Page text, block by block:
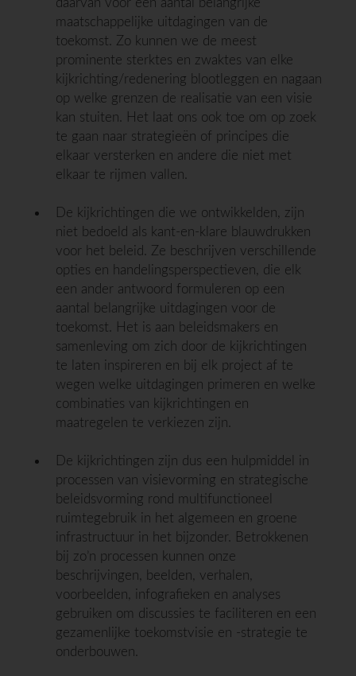
daarvan voor een aantal belangrijke
maatschappelijke uitdagingen van de
toekomst. Zo kunnen we de meest
prominente sterktes en zwaktes van elke
kijkrichting/redenering blootleggen en nagaan
op welke grenzen de realisatie van een visie
kan stuiten. Het laat ons ook toe om op zoek
te gaan naar strategieën of principes die
elkaar versterken en andere die niet met
elkaar te rijmen vallen.
De kijkrichtingen die we ontwikkelden, zijn
niet bedoeld als kant-en-klare blauwdrukken
voor het beleid. Ze beschrijven verschillende
opties en handelingsperspectieven, die elk
een ander antwoord formuleren op een
aantal belangrijke uitdagingen voor de
toekomst. Het is aan beleidsmakers en
samenleving om zich door de kijkrichtingen
te laten inspireren en bij elk project af te
wegen welke uitdagingen primeren en welke
combinaties van kijkrichtingen en
maatregelen te verkiezen zijn.
De kijkrichtingen zijn dus een hulpmiddel in
processen van visievorming en strategische
beleidsvorming rond multifunctioneel
ruimtegebruik in het algemeen en groene
infrastructuur in het bijzonder. Betrokkenen
bij zo’n processen kunnen onze
beschrijvingen, beelden, verhalen,
voorbeelden, infografieken en analyses
gebruiken om discussies te faciliteren en een
gezamenlijke toekomstvisie en -strategie te
onderbouwen.